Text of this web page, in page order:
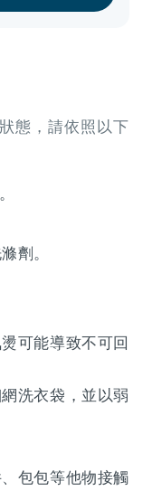
態，請依照以下
劑。
可能導致不可回
洗衣袋，並以弱
包包等他物接觸